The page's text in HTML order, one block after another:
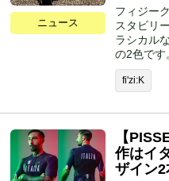
ニュース
フィジー
スタビリ
ラシカル
の2色です
fi'zi:K
【
作はイ
ザイン2